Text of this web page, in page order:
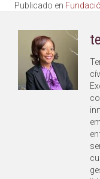
Publicado en